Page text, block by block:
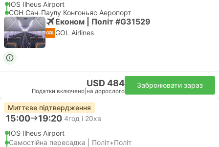
IOS Ilheus Airport
CGH Сан-Паулу Конгоньяс Аеропорт
Економ | Політ #G31529
GOL Airlines
USD 484
Податки включено на дорослого
Забронювати зараз
Миттєве підтвердження
15:00 19:20 4год і 20хв
IOS Ilheus Airport
Самостійна пересадка | Політ+Політ